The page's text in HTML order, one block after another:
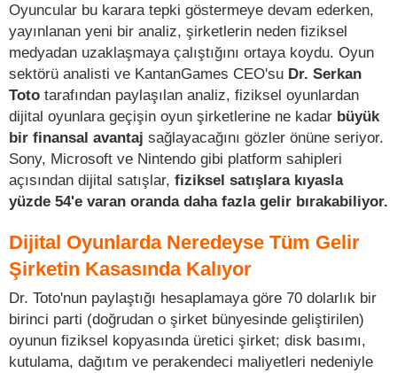
Oyuncular bu karara tepki göstermeye devam ederken,
yayınlanan yeni bir analiz, şirketlerin neden fiziksel
medyadan uzaklaşmaya çalıştığını ortaya koydu. Oyun
sektörü analisti ve KantanGames CEO'su Dr. Serkan
Toto tarafından paylaşılan analiz, fiziksel oyunlardan
dijital oyunlara geçişin oyun şirketlerine ne kadar büyük
bir finansal avantaj sağlayacağını gözler önüne seriyor.
Sony, Microsoft ve Nintendo gibi platform sahipleri
açısından dijital satışlar, fiziksel satışlara kıyasla
yüzde 54'e varan oranda daha fazla gelir bırakabiliyor.
Dijital Oyunlarda Neredeyse Tüm Gelir
Şirketin Kasasında Kalıyor
Dr. Toto'nun paylaştığı hesaplamaya göre 70 dolarlık bir
birinci parti (doğrudan o şirket bünyesinde geliştirilen)
oyunun fiziksel kopyasında üretici şirket; disk basımı,
kutulama, dağıtım ve perakendeci maliyetleri nedeniyle